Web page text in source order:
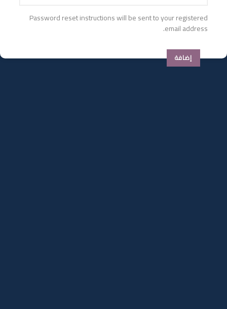
Password reset instructions will be sent to your registered
email address.